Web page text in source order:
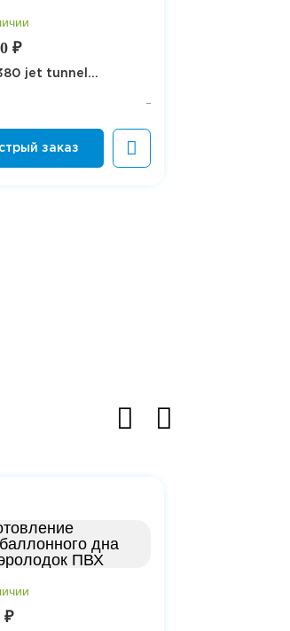
₽
jet tunnel...
₽